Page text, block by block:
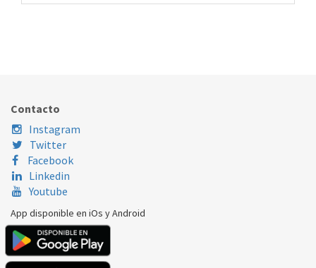
Contacto
Instagram
Twitter
Facebook
Linkedin
Youtube
App disponible en iOs y Android